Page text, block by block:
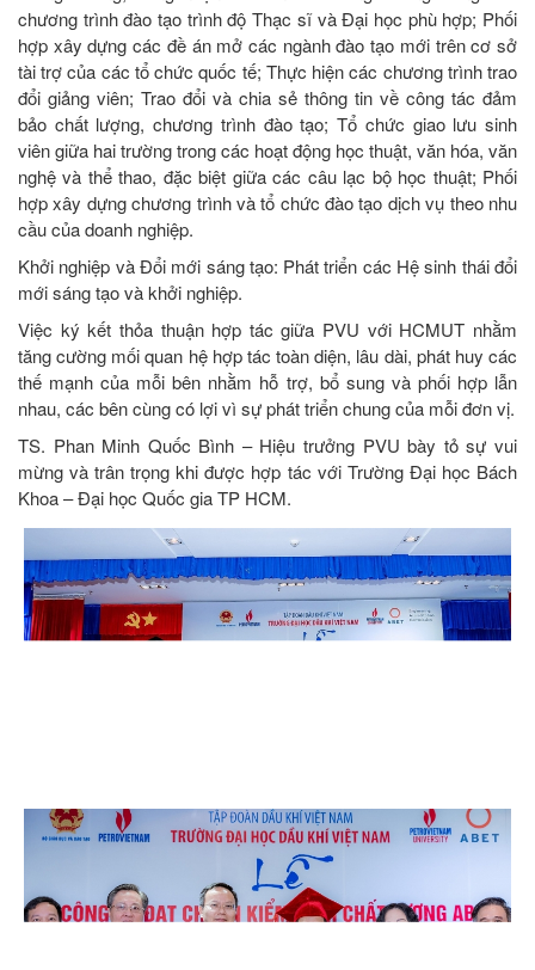
chương trình đào tạo trình độ Thạc sĩ và Đại học phù hợp; Phối
hợp xây dựng các đề án mở các ngành đào tạo mới trên cơ sở
tài trợ của các tổ chức quốc tế; Thực hiện các chương trình trao
đổi giảng viên; Trao đổi và chia sẻ thông tin về công tác đảm
bảo chất lượng, chương trình đào tạo; Tổ chức giao lưu sinh
viên giữa hai trường trong các hoạt động học thuật, văn hóa, văn
nghệ và thể thao, đặc biệt giữa các câu lạc bộ học thuật; Phối
hợp xây dựng chương trình và tổ chức đào tạo dịch vụ theo nhu
cầu của doanh nghiệp.
Khởi nghiệp và Đổi mới sáng tạo: Phát triển các Hệ sinh thái đổi
mới sáng tạo và khởi nghiệp.
Việc ký kết thỏa thuận hợp tác giữa PVU với HCMUT nhằm
tăng cường mối quan hệ hợp tác toàn diện, lâu dài, phát huy các
thế mạnh của mỗi bên nhằm hỗ trợ, bổ sung và phối hợp lẫn
nhau, các bên cùng có lợi vì sự phát triển chung của mỗi đơn vị.
TS. Phan Minh Quốc Bình – Hiệu trưởng PVU bày tỏ sự vui
mừng và trân trọng khi được hợp tác với Trường Đại học Bách
Khoa – Đại học Quốc gia TP HCM.